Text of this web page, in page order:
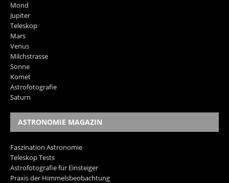
Mond
Jupiter
Teleskop
Mars
Venus
Milchstrasse
Sonne
Komet
Astrofotografie
Saturn
ASTRONOMIE MAGAZIN
Faszination Astronomie
Teleskop Tests
Astrofotografie für Einsteiger
Praxis der Himmelsbeobachtung